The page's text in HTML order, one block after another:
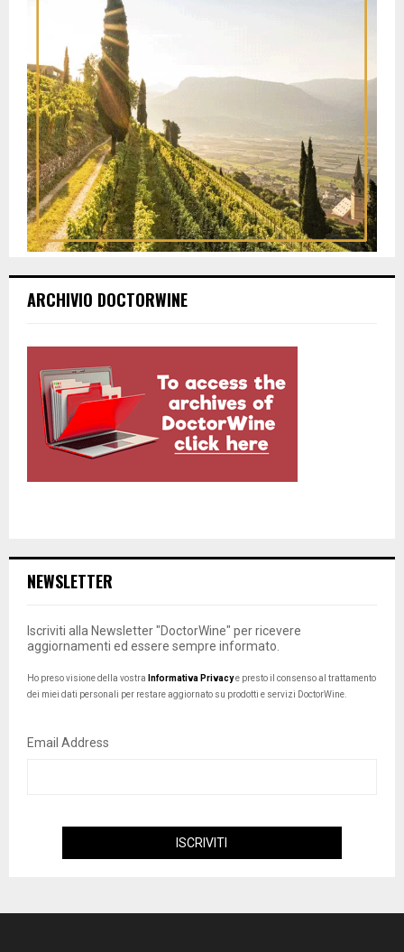
ARCHIVIO DOCTORWINE
NEWSLETTER
Iscriviti alla Newsletter "DoctorWine" per ricevere
aggiornamenti ed essere sempre informato.
Ho preso visione della vostra Informativa Privacye presto il consenso al trattamento
dei miei dati personali per restare aggiornato su prodotti e servizi DoctorWine.
Email Address